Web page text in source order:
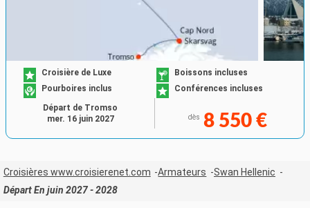
Croisière de Luxe
Boissons incluses
Pourboires inclus
Conférences incluses
dès 8 550 €
Départ de Tromso
mer. 16 juin 2027
Croisières www.croisierenet.com Armateurs
Swan Hellenic
Départ En juin 2027 - 2028